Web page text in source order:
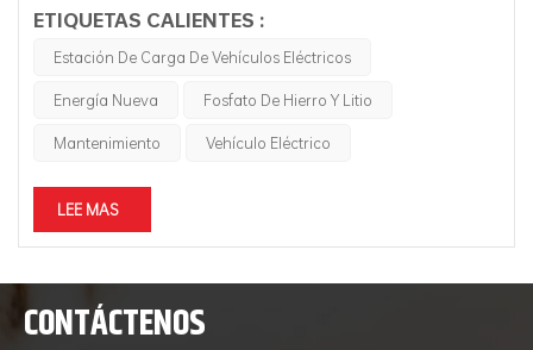
controversia en el mercado sobre cuántos años duran las
baterías de vehículos de nueva energía puede durar.
ETIQUETAS CALIENTES :
Estación De Carga De Vehículos Eléctricos
Energía Nueva
Fosfato De Hierro Y Litio
Mantenimiento
Vehículo Eléctrico
LEE MAS
CONTÁCTENOS